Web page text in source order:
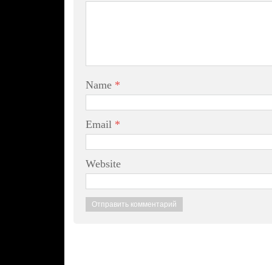
Name *
Email *
Website